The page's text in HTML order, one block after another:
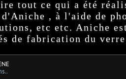
tout ce qui a été
, à l'aide de
etc etc. Aniche
de fabrication du